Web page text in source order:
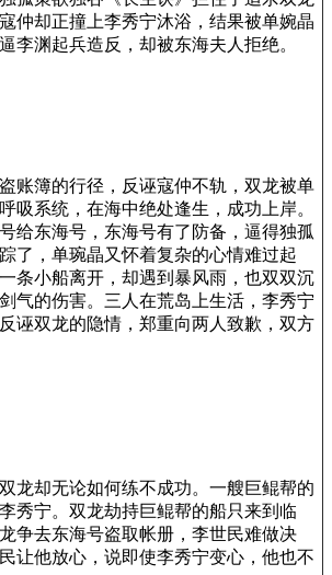
仲却正撞上李秀宁沐浴，结果被单婉晶
渊起兵造反，却被东海夫人拒绝。
账簿的行径，反诬寇仲不轨，双龙被单
系统，在海中绝处逢生，成功上岸。
给东海号，东海号有了防备，逼得独孤
了，单琬晶又怀着复杂的心情难过起
条小船离开，却遇到暴风雨，也双双沉
气的伤害。三人在荒岛上生活，李秀宁
诬双龙的隐情，郑重向两人致歉，双方
龙却无论如何练不成功。一艘巨鲲帮的
秀宁。双龙劫持巨鲲帮的船只来到临
争去东海号盗取帐册，李世民难做决
让他放心，说即使李秀宁变心，他也不